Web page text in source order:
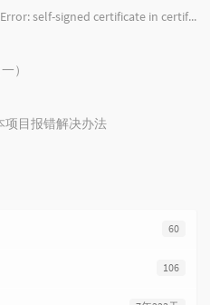
uniapp 云函数运行报错 Error: self-signed certificate in certificate chain
）
项目报错解决办法
60
106